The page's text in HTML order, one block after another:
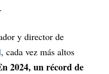
y director de
, cada vez más altos
2024, un récord de